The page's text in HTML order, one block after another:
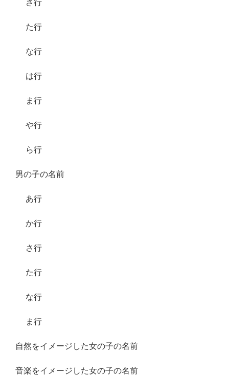
さ行
た行
な行
は行
ま行
や行
ら行
男の子の名前
あ行
か行
さ行
た行
な行
ま行
自然をイメージした女の子の名前
音楽をイメージした女の子の名前